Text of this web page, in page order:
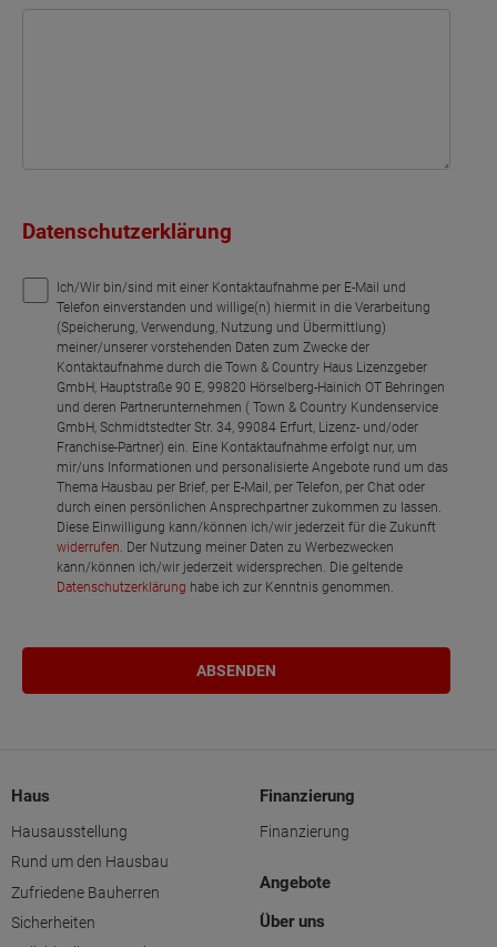
Datenschutzerklärung
Ich/Wir bin/sind mit einer Kontaktaufnahme per E-Mail und
Telefon einverstanden und willige(n) hiermit in die Verarbeitung
(Speicherung, Verwendung, Nutzung und Übermittlung)
meiner/unserer vorstehenden Daten zum Zwecke der
Kontaktaufnahme durch die Town & Country Haus Lizenzgeber
GmbH, Hauptstraße 90 E, 99820 Hörselberg-Hainich OT Behringen
und deren Partnerunternehmen ( Town & Country Kundenservice
GmbH, Schmidtstedter Str. 34, 99084 Erfurt, Lizenz- und/oder
Franchise-Partner) ein. Eine Kontaktaufnahme erfolgt nur, um
mir/uns Informationen und personalisierte Angebote rund um das
Thema Hausbau per Brief, per E-Mail, per Telefon, per Chat oder
durch einen persönlichen Ansprechpartner zukommen zu lassen.
Diese Einwilligung kann/können ich/wir jederzeit für die Zukunft
widerrufen. Der Nutzung meiner Daten zu Werbezwecken
kann/können ich/wir jederzeit widersprechen. Die geltende
Datenschutzerklärung habe ich zur Kenntnis genommen.
Haus
Hausausstellung
Rund um den Hausbau
Zufriedene Bauherren
Sicherheiten
Finanzierung
Finanzierung
Angebote
Über uns